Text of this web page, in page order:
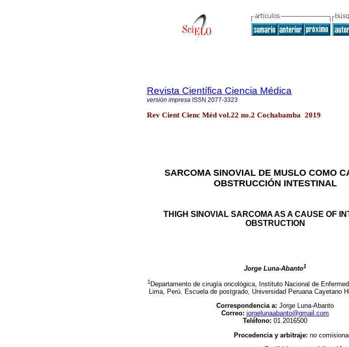
Revista Científica Ciencia Médica
versión impresa ISSN 2077-3323
Rev Cient Cienc Méd vol.22 no.2 Cochabamba 2019
SARCOMA SINOVIAL DE MUSLO COMO
OBSTRUCCIÓN INTESTINAL
THIGH SINOVIAL SARCOMA AS A CAUSE OF
OBSTRUCTION
Jorge Luna-Abanto1
1 Departamento de cirugía oncológica, Instituto Nacional de
Lima, Perú. Escuela de postgrado, Universidad Peruana Cayetano
Correspondencia a: Jorge Luna-Abanto
Correo: jorgelunaabanto@gmail.com
Teléfono: 01 2016500
Procedencia y arbitraje: no